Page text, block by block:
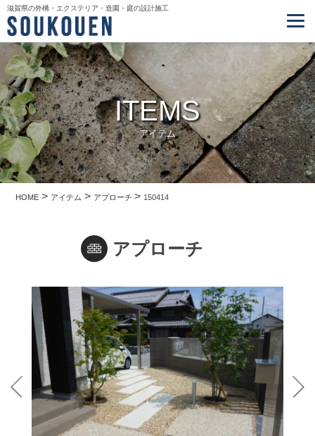
滋賀県の外構・エクステリア・造園・庭の設計施工
ITEMS
アイテム
HOME > アイテム > アプローチ> 150414
アプローチ